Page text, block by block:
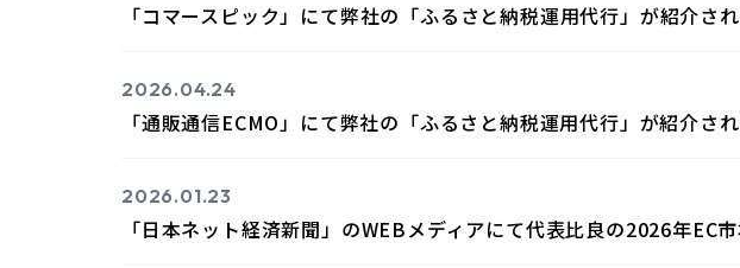
「コマースピック」にて弊社の「ふるさと納税運用代行」が紹介さ
2026.04.24
「通販通信ECMO」にて弊社の「ふるさと納税運用代行」が紹介さ
2026.01.23
「日本ネット経済新聞」のWEBメディアにて代表比良の2026年EC